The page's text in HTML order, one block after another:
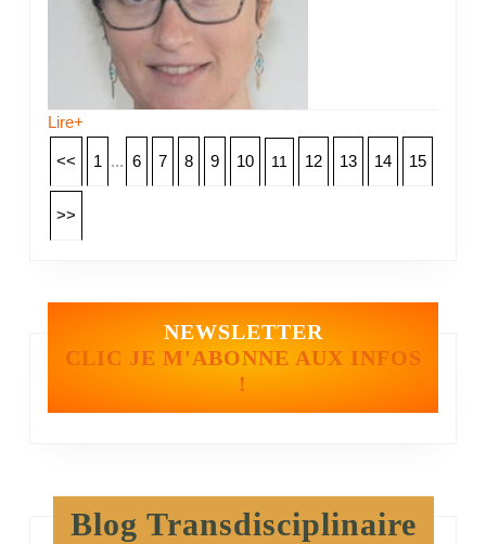
Lire+
<< 1 ... 6 7 8 9 10 11 12 13 14 15
>>
NEWSLETTER
CLIC JE M'ABONNE AUX INFOS
!
Blog Transdisciplinaire